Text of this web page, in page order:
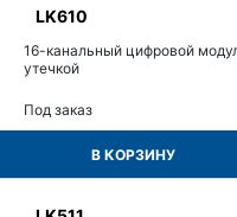
LK610
16-канальный цифровой
утечкой
Под заказ
В КОРЗИНУ